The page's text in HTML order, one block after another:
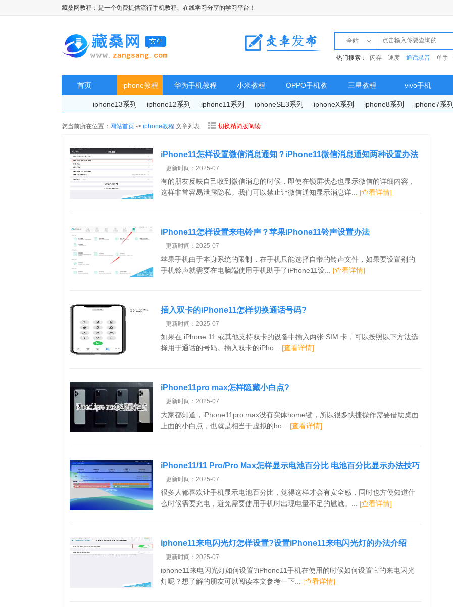
藏桑网教程：是一个免费提供流行手机教程、在线学习分享的学习平台！
全站
热门搜索： 闪存 速度 通话录音 单手
首页 iphone教程 华为手机教程 小米教程 OPPO手机教 三星教程 vivo手机
iphone13系列 iphone12系列 iphone11系列 iphoneSE3系列 iphoneX系列 iphone8系列 iphone7系列
您当前所在位置： 网站首页 -> iphone教程 文章列表 切换精简版阅读
iPhone11怎样设置微信消息通知？iPhone11微信消息通知两种设置办法
更新时间：2025-07
有的朋友反映自己收到微信消息的时候，即使在锁屏状态也显示微信的详细内容，
这样非常容易泄露隐私。我们可以禁止让微信通知显示消息详... [查看详情]
iPhone11怎样设置来电铃声？苹果iPhone11铃声设置办法
更新时间：2025-07
苹果手机由于本身系统的限制，在手机只能选择自带的铃声文件，如果要设置别的
手机铃声就需要在电脑端使用手机助手了iPhone11设... [查看详情]
插入双卡的iPhone11怎样切换通话号码?
更新时间：2025-07
如果在 iPhone 11 或其他支持双卡的设备中插入两张 SIM 卡，可以按照以下方法选
择用于通话的号码。插入双卡的iPho... [查看详情]
iPhone11pro max怎样隐藏小白点?
更新时间：2025-07
大家都知道，iPhone11pro max没有实体home键，所以很多快捷操作需要借助桌面
上面的小白点，也就是相当于虚拟的ho... [查看详情]
iPhone11/11 Pro/Pro Max怎样显示电池百分比 电池百分比显示办法技巧
更新时间：2025-07
很多人都喜欢让手机显示电池百分比，觉得这样才会有安全感，同时也方便知道什
么时候需要充电，避免需要使用手机时出现电量不足的尴尬。... [查看详情]
iphone11来电闪光灯怎样设置?设置iPhone11来电闪光灯的办法介绍
更新时间：2025-07
iphone11来电闪光灯如何设置?iPhone11手机在使用的时候如何设置它的来电闪光
灯呢？想了解的朋友可以阅读本文参考一下... [查看详情]